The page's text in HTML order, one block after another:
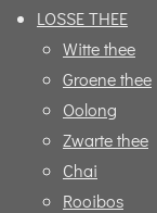
LOSSE THEE
Witte thee
Groene thee
Oolong
Zwarte thee
Chai
Rooibos